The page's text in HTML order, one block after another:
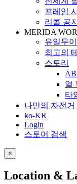
프레임
리콜 공지
MERIDA
유일무
최고의
스토리
열
타
나만의 자전거
ko-KR
Login
스토어 검색
×
Location &